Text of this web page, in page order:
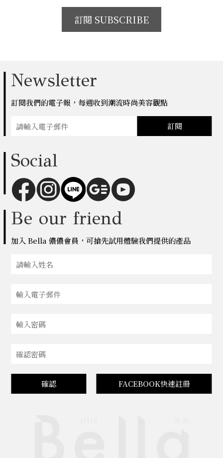
訂閱 SUBSCRIBE
Newsletter
訂閱我們的電子報，每週收到潮流時尚美容觀點
訂閱
Social
Be our friend
加入 Bella 儂儂會員，可搶先試用體驗我們提供的產品
確認 FACEBOOK快速註冊